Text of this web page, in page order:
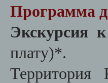
Программа
Экскурсия
плату)*.
Территория